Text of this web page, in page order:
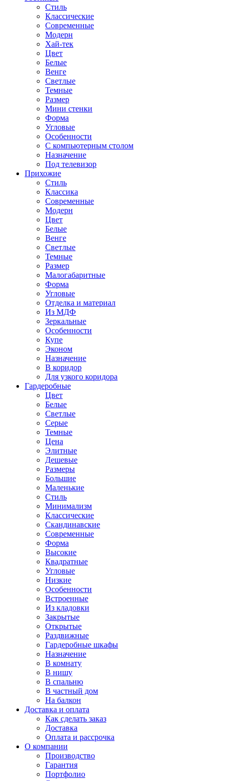
Стиль
Классические
Современные
Модерн
Хай-тек
Цвет
Белые
Венге
Светлые
Темные
Размер
Мини стенки
Форма
Угловые
Особенности
С компьютерным столом
Назначение
Под телевизор
Прихожие
Стиль
Классика
Современные
Модерн
Цвет
Белые
Венге
Светлые
Темные
Размер
Малогабаритные
Форма
Угловые
Отделка и материал
Из МДФ
Зеркальные
Особенности
Купе
Эконом
Назначение
В коридор
Для узкого коридора
Гардеробные
Цвет
Белые
Светлые
Серые
Темные
Цена
Элитные
Дешевые
Размеры
Большие
Маленькие
Стиль
Минимализм
Классические
Скандинавские
Современные
Форма
Высокие
Квадратные
Угловые
Низкие
Особенности
Встроенные
Из кладовки
Закрытые
Открытые
Раздвижные
Гардеробные шкафы
Назначение
В комнату
В нишу
В спальню
В частный дом
На балкон
Доставка и оплата
Как сделать заказ
Доставка
Оплата и рассрочка
О компании
Производство
Гарантия
Портфолио